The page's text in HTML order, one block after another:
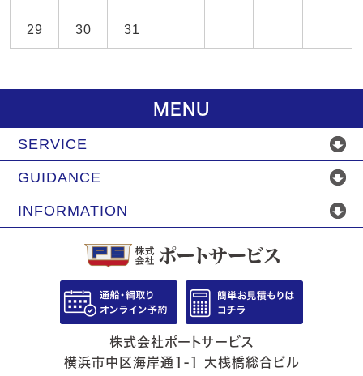
29 30 31
MENU
SERVICE
GUIDANCE
INFORMATION
株式会社ポートサービス
横浜市中区海岸通1-1 大桟橋総合ビル